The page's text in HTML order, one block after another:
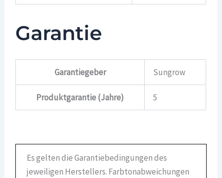
Garantie
Garantiegeber Sungrow
Produktgarantie (Jahre) 5
Es gelten die Garantiebedingungen des
jeweiligen Herstellers. Farbtonabweichungen